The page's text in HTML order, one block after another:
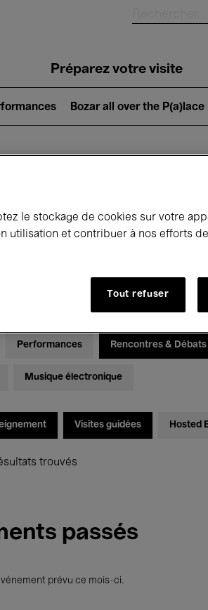
Préparez votre visite
Bozar all over the P(a)lace
à
Performances Rencontres & Débats
Musique électronique
Visites guidées Hosted
trouvés
passés
prévu ce mois-ci.
le stockage de cookies sur votre
utilisation et contribuer à nos efforts
Tout refuser